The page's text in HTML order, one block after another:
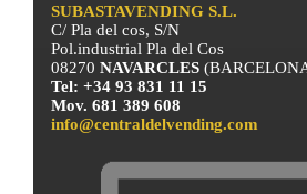
SUBASTAVENDING S.L.
C/ Pla del cos, S/N
Pol.industrial Pla del Cos
08270NAVARCLES
Tel: +34 93 831 11 15
Mov. 681 389 608
info@centraldelvending.com